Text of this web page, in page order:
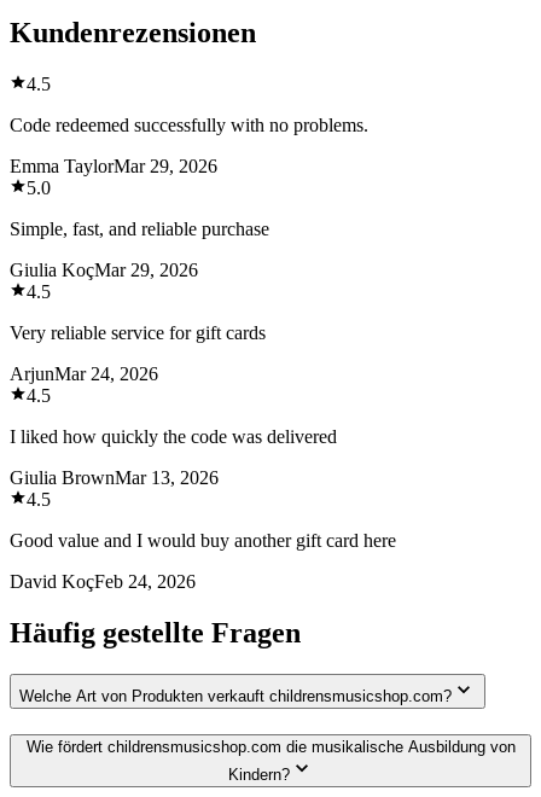
Kundenrezensionen
4.5
Code redeemed successfully with no problems.
Emma TaylorMar 29, 2026
5.0
Simple, fast, and reliable purchase
Giulia KoçMar 29, 2026
4.5
Very reliable service for gift cards
ArjunMar 24, 2026
4.5
I liked how quickly the code was delivered
Giulia BrownMar 13, 2026
4.5
Good value and I would buy another gift card here
David KoçFeb 24, 2026
Häufig gestellte Fragen
Welche Art von Produkten verkauft childrensmusicshop.com?
Wie fördert childrensmusicshop.com die musikalische Ausbildung von
Kindern?